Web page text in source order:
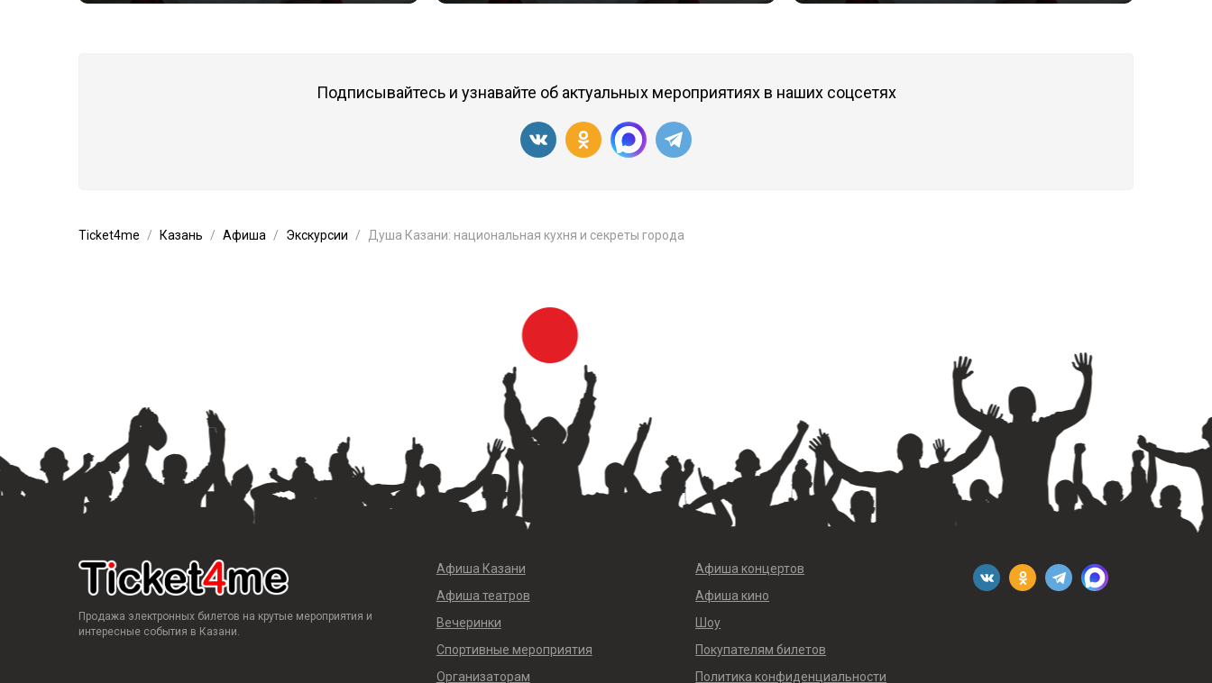
Подписывайтесь и узнавайте об актуальных мероприятиях в наших соцсетях
Ticket4me Казань Афиша Экскурсии Душа Казани: национальная кухня и секреты города
Продажа электронных билетов на крутые мероприятия и
интересные события в Казани.
Афиша Казани
Афиша концертов
Афиша театров
Афиша кино
Вечеринки
Шоу
Спортивные мероприятия
Покупателям билетов
Организаторам
Политика конфиденциальности